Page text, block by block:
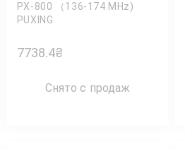
PX-800 （136-174 MHz)
PUXING
7738.4₴
Снято с продаж